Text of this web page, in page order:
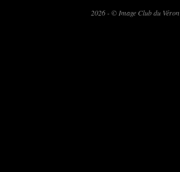
2026 - © Image Club du Véron